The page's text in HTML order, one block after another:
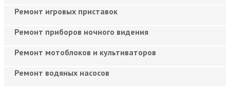
Ремонт игровых приставок
Ремонт приборов ночного видения
Ремонт мотоблоков и культиваторов
Ремонт водяных насосов